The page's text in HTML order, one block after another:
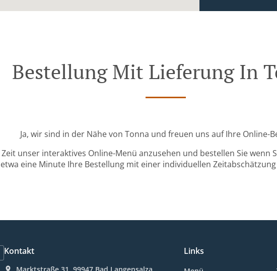
Bestellung Mit Lieferung In
Ja, wir sind in der Nähe von Tonna und freuen uns auf Ihre Online-
Zeit unser interaktives Online-Menü anzusehen und bestellen Sie wenn
etwa eine Minute Ihre Bestellung mit einer individuellen
Kontakt Links